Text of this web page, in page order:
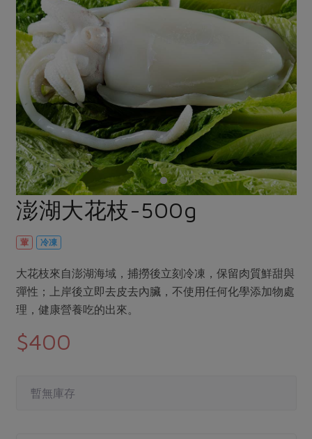
豆製品 米麵雜糧
肉品・水產
畜產肉類
水畜加工品
調理食材・點心
調味醬料/南北貨 烘焙
休閒零嘴 沖泡飲品
保健食品
美妝保養 個人清潔
家庭清潔
日用品
最新產品
常備菜
蔬食
蛋料理
料理方式
烘焙．點心
醬料
湯品．鍋物
漬物
主題食譜
年菜食譜
更多預購活動
當季產品
傳到心坎裡，誠心又澎派
合作25-經典快閃最後一週
合作25-精選產品第四彈
更多當季產品
議題活動
主婦聯盟X樂齡網特約優惠案
2024農業發展計畫年度報告
更多議題活動
社內大小事 合作聯合國
產品故事
樂齡生活
廚房瑜伽
關注議題
減硝酸鹽 惜食
非基改運動 支持本土農糧
廢核運動 能源議題
減添加物 減塑減廢
公益金
更多議題
生活者e週報
綠主張月刊
關於我們
合作社組織
員工與求才
產品檢驗
自主把關
檢驗報告
硝酸鹽檢驗
社員權益
社務專區
選舉專區
媒體報導
澎湖大花枝-500g
葷 冷凍
大花枝來自澎湖海域，捕撈後立刻冷凍，保留肉質鮮甜與
彈性；上岸後立即去皮去內臟，不使用任何化學添加物處
理，健康營養吃的出來。
$400
暫無庫存